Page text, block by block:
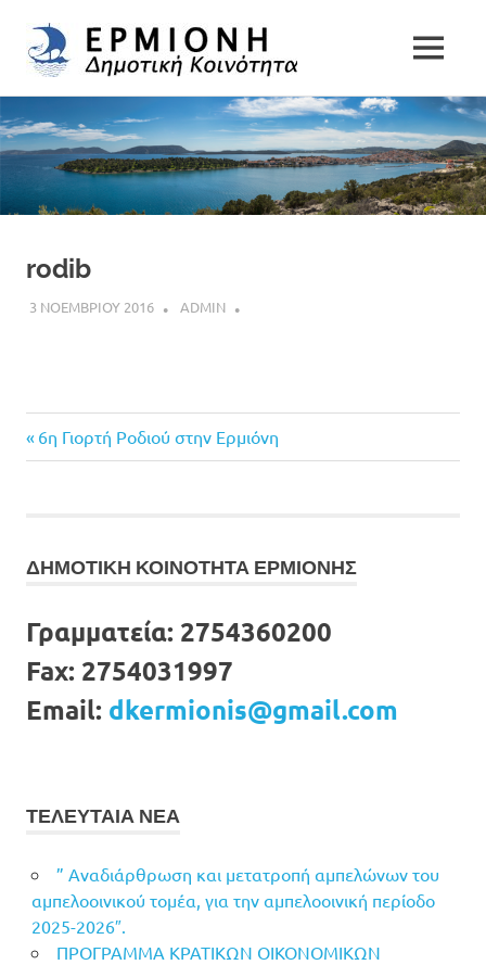
to
content
Δημοτική
Κοινότητα
Ερμιόνης
MENU
rodib
3 ΝΟΕΜΒΡΙΟΥ 2016 ADMIN
Πλοήγηση
Previous
Post:
6η Γιορτή Ροδιού στην Ερμιόνη
ΔΗΜΟΤΙΚΗ ΚΟΙΝΟΤΗΤΑ ΕΡΜΙΟΝΗΣ
Γραμματεία: 2754360200
Fax: 2754031997
Email: dkermionis@gmail.com
ΤΕΛΕΥΤΑΙΑ ΝΕΑ
” Αναδιάρθρωση και μετατροπή αμπελώνων του
αμπελοοινικού τομέα, για την αμπελοοινική περίοδο
2025-2026″.
ΠΡΟΓΡΑΜΜΑ ΚΡΑΤΙΚΩΝ ΟΙΚΟΝΟΜΙΚΩΝ